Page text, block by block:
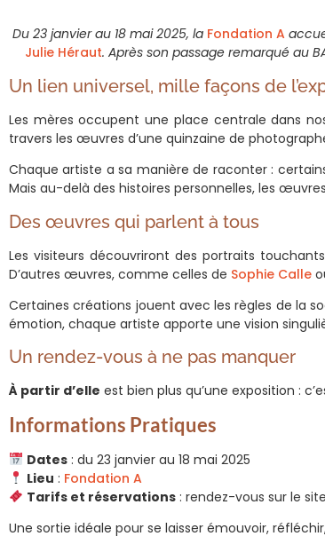
Du 23 janvier au 18 mai 2025, la Fondation A
Julie Héraut. Après son passage remarqué au
Un lien universel, mille façons de
Les mères occupent une place centrale dans
travers les œuvres d’une quinzaine de
Chaque artiste a sa manière de raconter :
Mais au-delà des histoires personnelles, les
Des œuvres qui parlent à tous
Les visiteurs découvriront des portraits
D’autres œuvres, comme celles de Sophie Calle
Certaines créations jouent avec les règles de la
émotion, chaque artiste apporte une vision
Un rendez-vous à ne pas manquer
À partir d’elle est bien plus qu’une exposition :
Informations Pratiques
Dates: du 23 janvier au 18 mai 2025
Lieu : Fondation A
Tarifs et réservations: rendez-vous sur le
Une sortie idéale pour se laisser émouvoir,